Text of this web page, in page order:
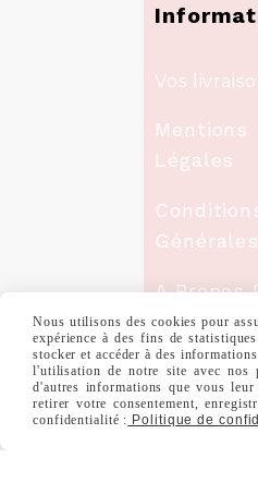
Vos
Mentions
Légales
Générales
A Propos
Nous
Paiement
Sécurisé
Nous utilisons des cookies pour
expérience à des fins de
stocker et accéder à des
l'utilisation de notre site avec nos
d'autres informations que vous
retirer votre consentement,
confidentialité : Politique de